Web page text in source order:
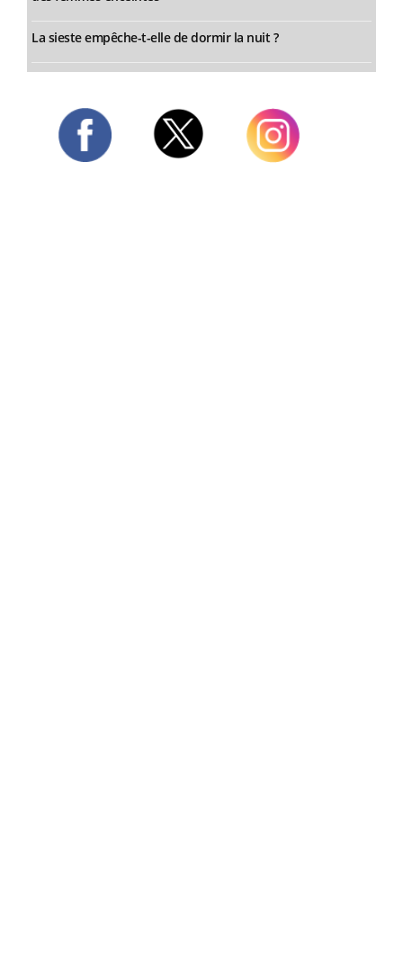
La sieste empêche-t-elle de dormir la nuit ?